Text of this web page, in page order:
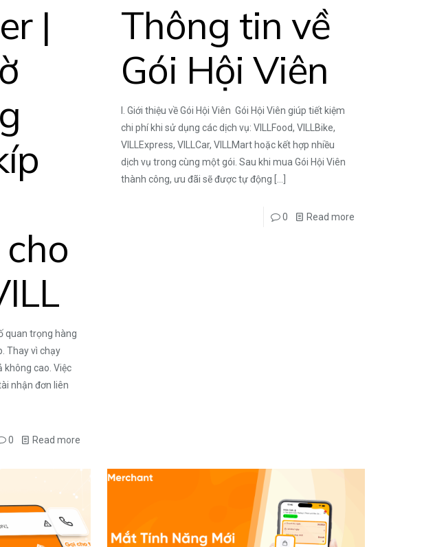
|
quan trọng hàng
Thay vì chạy
không cao. Việc
nhận đơn liên
0 Read more
Thông tin về
Gói Hội Viên
I. Giới thiệu về Gói Hội Viên Gói Hội Viên giúp tiết kiệm
chi phí khi sử dụng các dịch vụ: VILLFood, VILLBike,
VILLExpress, VILLCar, VILLMart hoặc kết hợp nhiều
dịch vụ trong cùng một gói. Sau khi mua Gói Hội Viên
thành công, ưu đãi sẽ được tự động […]
0 Read more